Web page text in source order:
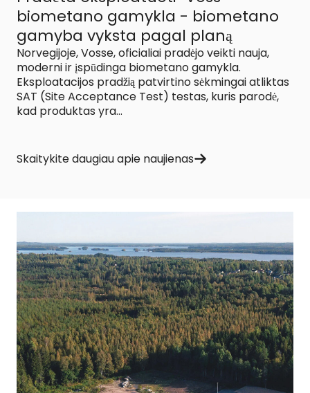
biometano gamykla - biometano
gamyba vyksta pagal planą
Norvegijoje, Vosse, oficialiai pradėjo veikti nauja,
moderni ir įspūdinga biometano gamykla.
Eksploatacijos pradžią patvirtino sėkmingai atliktas
SAT (Site Acceptance Test) testas, kuris parodė,
kad produktas yra...
Skaitykite daugiau apie naujienas